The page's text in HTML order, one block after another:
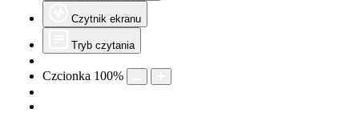
Czytnik ekranu
Tryb czytania
Czcionka 100%